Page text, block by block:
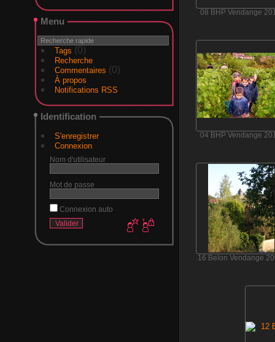
Menu
Tags (0)
Recherche
Commentaires (0)
À propos
Notifications RSS
Identification
S'enregistrer
Connexion
Nom d'utilisateur
Mot de passe
Connexion auto
08 BHP Vendange
04 BHP Vendange
16 Belon Vendange